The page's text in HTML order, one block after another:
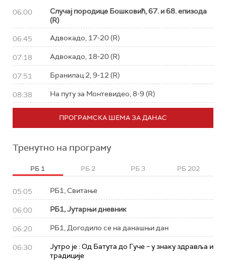
06:00
Случај породице Бошковић, 67. и 68. епизода
(R)
06:45 Адвокадо, 17-20 (R)
07:18 Адвокадо, 18-20 (R)
07:51 Бранилац 2, 9-12 (R)
08:38 На путу за Монтевидео, 8-9 (R)
ПРОГРАМСКА ШЕМА ЗА ДАНАС
Тренутно на програму
РБ 1 РБ 2 РБ 3 РБ 202
05:05 РБ1, Свитање
06:00 РБ1, Јутарњи дневник
06:20 РБ1, Догодило се на данашњи дан
06:30
Јутро је : Од Батута до Гуче – у знаку здравља и
традиције